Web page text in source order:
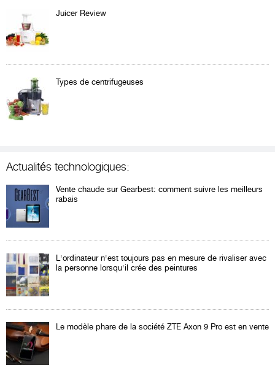
Juicer Review
Types de centrifugeuses
Actualités technologiques:
Vente chaude sur Gearbest: comment suivre les meilleurs
rabais
L'ordinateur n'est toujours pas en mesure de rivaliser avec
la personne lorsqu'il crée des peintures
Le modèle phare de la société ZTE Axon 9 Pro est en vente